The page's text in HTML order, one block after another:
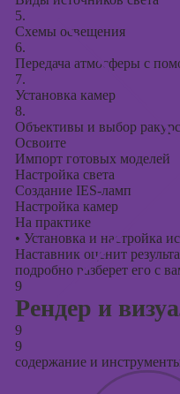
5.
Схемы освещения
6.
Передача атмосферы с
7.
Установка камер
8.
Объективы и выбор
Освоите
Импорт готовых моделей
Настройка света
Создание IES-ламп
Настройка камер
На практике
• Установка и настройка
Наставник оценит
подробно разберет его с
9
Рендер и
9
9
содержание и